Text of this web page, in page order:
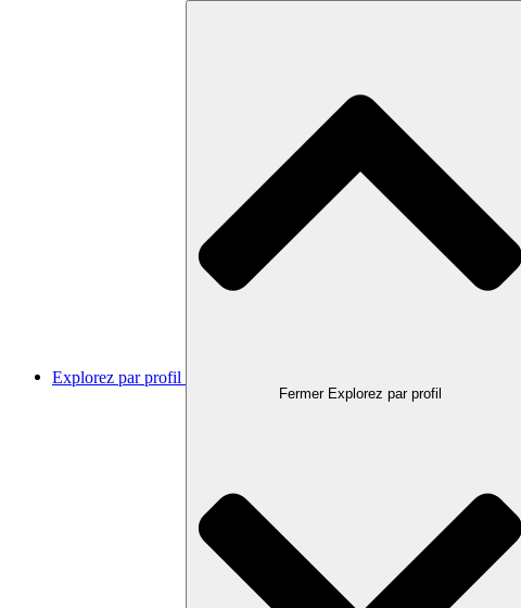
Explorez par profil
Fermer Explorez par profil